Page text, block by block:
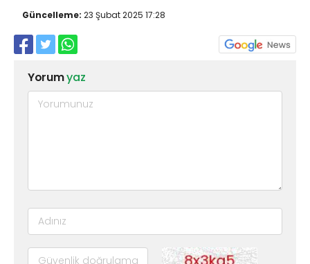
Güncelleme: 23 Şubat 2025 17:28
Yorumyaz